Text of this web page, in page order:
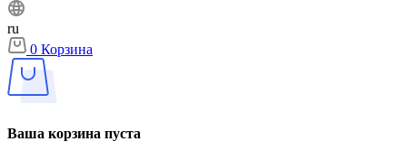
ru
0 Корзина
Ваша корзина пуста